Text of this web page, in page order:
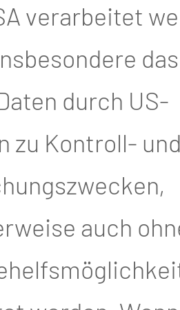
verarbeitet
durch US-
zu Kontroll-
auch